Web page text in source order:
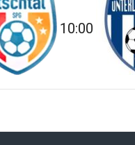
10:00